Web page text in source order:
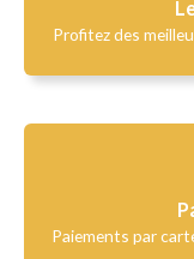
Profitez des
Paiements par